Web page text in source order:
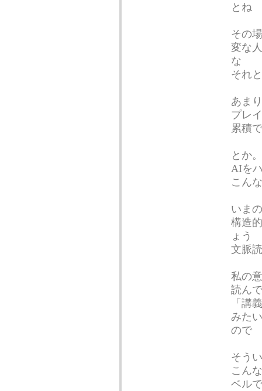
とね
その
変な
な
それ
あま
プレ
累積
とか
AIを
こん
いま
構造
ょう
文脈
私の
読ん
「講
みた
ので
そう
こん
ベル